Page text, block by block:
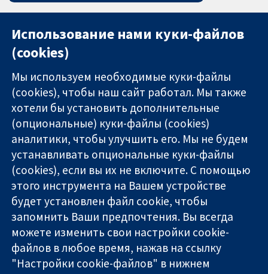
Надёжные
доказательства
Информированные
решения
Во благо
здоровья
11-13 Cavendish
Square
London
W1G 0AN
United Kingdom
Связаться с
нами
Новости
Пресс-
служба
О нас
Работа
Cochrane
Library
Использование нами куки-файлов
(cookies)
Мы используем необходимые куки-файлы
(cookies), чтобы наш сайт работал. Мы также
хотели бы установить дополнительные
(опциональные) куки-файлы (cookies)
аналитики, чтобы улучшить его. Мы не будем
устанавливать опциональные куки-файлы
(cookies), если вы их не включите. С помощью
этого инструмента на Вашем устройстве
будет установлен файл cookie, чтобы
запомнить Ваши предпочтения. Вы всегда
можете изменить свои настройки cookie-
файлов в любое время, нажав на ссылку
"Настройки cookie-файлов" в нижнем